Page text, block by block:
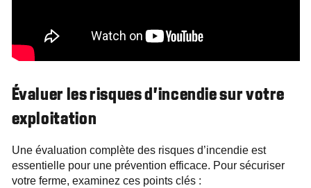
Évaluer les risques d’incendie sur votre
exploitation
Une évaluation complète des risques d’incendie est
essentielle pour une prévention efficace. Pour sécuriser
votre ferme, examinez ces points clés :